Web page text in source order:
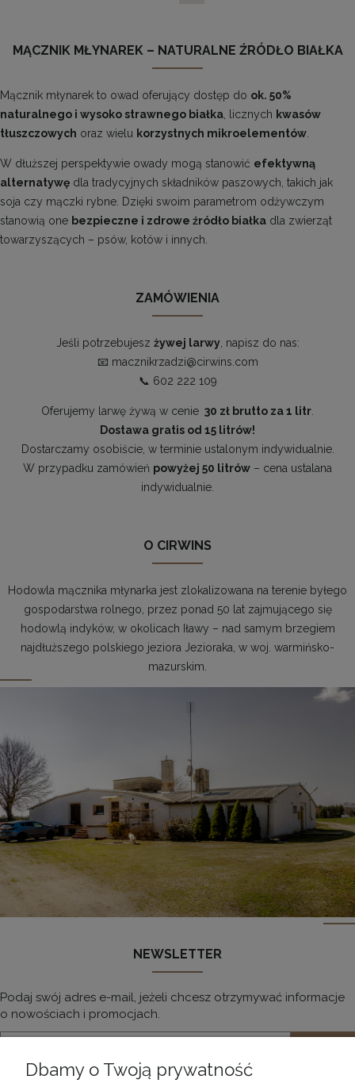
MĄCZNIK MŁYNAREK – NATURALNE ŹRÓDŁO BIAŁKA
Mącznik młynarek to owad oferujący dostęp do ok. 50%
naturalnego i wysoko strawnego białka, licznych kwasów
tłuszczowych oraz wielu korzystnych mikroelementów.
W dłuższej perspektywie owady mogą stanowić efektywną
alternatywę dla tradycyjnych składników paszowych, takich jak
soja czy mączki rybne. Dzięki swoim parametrom odżywczym
stanowią one bezpieczne i zdrowe źródło białka dla zwierząt
towarzyszących – psów, kotów i innych.
ZAMÓWIENIA
Jeśli potrzebujesz żywej larwy, napisz do nas:
📧 macznikrzadzi@cirwins.com
📞 602 222 109
Oferujemy larwę żywą w cenie 30 zł brutto za 1 litr.
Dostawa gratis od 15 litrów!
Dostarczamy osobiście, w terminie ustalonym indywidualnie.
W przypadku zamówień powyżej 50 litrów – cena ustalana
indywidualnie.
O CIRWINS
Hodowla mącznika młynarka jest zlokalizowana na terenie byłego
gospodarstwa rolnego, przez ponad 50 lat zajmującego się
hodowlą indyków, w okolicach Iławy – nad samym brzegiem
najdłuższego polskiego jeziora Jezioraka, w woj. warmińsko-
mazurskim.
NEWSLETTER
Podaj swój adres e-mail, jeżeli chcesz otrzymywać informacje
o nowościach i promocjach.
Dbamy o Twoją prywatność